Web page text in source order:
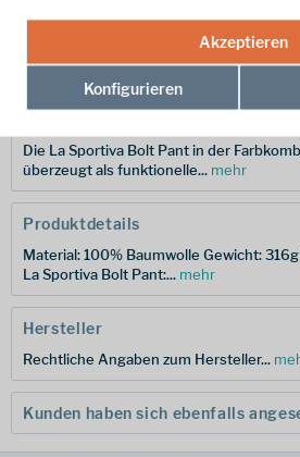
Die La Sportiva Bolt Pant in der
überzeugt als funktionelle... mehr
Produktdetails
Material: 100% Baumwolle Gewicht:
La Sportiva Bolt Pant:... mehr
Hersteller
Rechtliche Angaben zum Hersteller...
Kunden haben sich ebenfalls
Akzeptieren
Konfigurieren